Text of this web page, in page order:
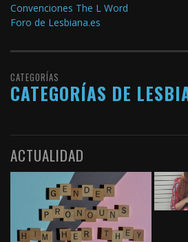
Convenciones The L Word
Foro de Lesbiana.es
CATEGORÍAS
CATEGORÍAS DE
ACTUALIDAD